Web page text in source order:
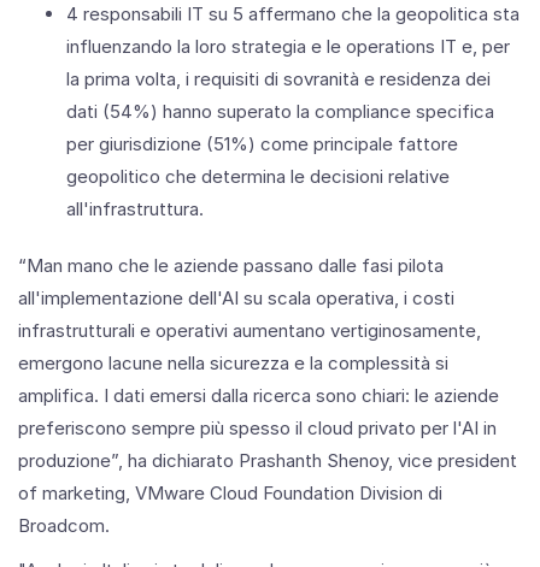
4 responsabili IT su 5 affermano che la geopolitica sta
influenzando la loro strategia e le operations IT e, per
la prima volta, i requisiti di sovranità e residenza dei
dati (54%) hanno superato la compliance specifica
per giurisdizione (51%) come principale fattore
geopolitico che determina le decisioni relative
all'infrastruttura.
“Man mano che le aziende passano dalle fasi pilota
all'implementazione dell'AI su scala operativa, i costi
infrastrutturali e operativi aumentano vertiginosamente,
emergono lacune nella sicurezza e la complessità si
amplifica. I dati emersi dalla ricerca sono chiari: le aziende
preferiscono sempre più spesso il cloud privato per l'AI in
produzione”, ha dichiarato Prashanth Shenoy, vice president
of marketing, VMware Cloud Foundation Division di
Broadcom.